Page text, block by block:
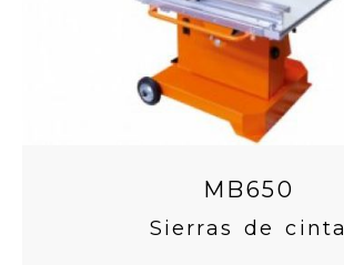
MB650
Sierras de cinta